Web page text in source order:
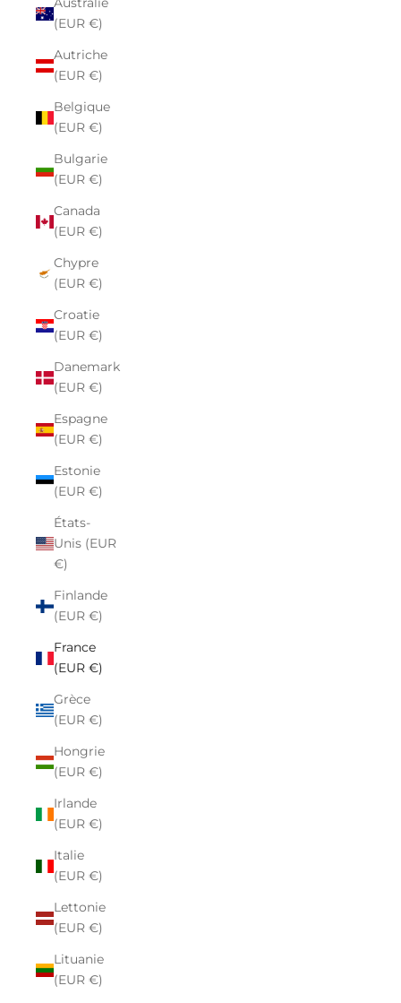
(EUR €)
Autriche
(EUR €)
Belgique
(EUR €)
Bulgarie
(EUR €)
Canada
(EUR €)
Chypre
(EUR €)
Croatie
(EUR €)
Danemark
(EUR €)
Espagne
(EUR €)
Estonie
(EUR €)
États-
Unis (EUR
€)
Finlande
(EUR €)
France
(EUR €)
Grèce
(EUR €)
Hongrie
(EUR €)
Irlande
(EUR €)
Italie
(EUR €)
Lettonie
(EUR €)
Lituanie
(EUR €)